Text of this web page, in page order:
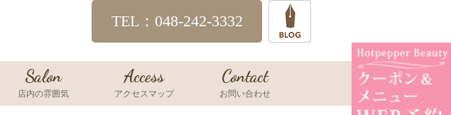
TEL：048-242-3332
Salon
店内の雰囲気
Access
アクセスマップ
Contact
お問い合わせ